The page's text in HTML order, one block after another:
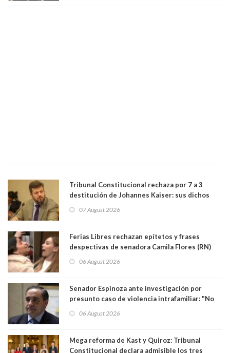
Tribunal Constitucional rechaza por 7 a 3
destitución de Johannes Kaiser: sus dichos
justicia constitucional porque no es diputado
07 August 2026
Ferias Libres rechazan epítetos y frases
despectivas de senadora Camila Flores (RN)
06 August 2026
Senador Espinoza ante investigación por
presunto caso de violencia intrafamiliar: "No
antecedentes a Tribunal Supremo
06 August 2026
Mega reforma de Kast y Quiroz: Tribunal
Constitucional declara admisible los tres